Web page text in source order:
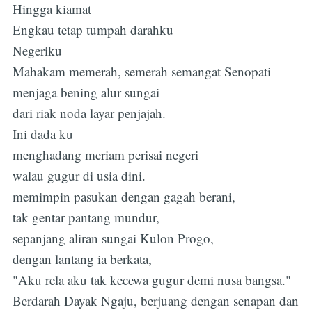
Hingga kiamat
Engkau tetap tumpah darahku
Negeriku
Mahakam memerah, semerah semangat Senopati
menjaga bening alur sungai
dari riak noda layar penjajah.
Ini dada ku
menghadang meriam perisai negeri
walau gugur di usia dini.
memimpin pasukan dengan gagah berani,
tak gentar pantang mundur,
sepanjang aliran sungai Kulon Progo,
dengan lantang ia berkata,
"Aku rela aku tak kecewa gugur demi nusa bangsa."
Berdarah Dayak Ngaju, berjuang dengan senapan dan